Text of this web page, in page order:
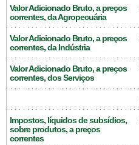
Valor Adicionado Bruto, a preços
correntes, da Agropecuária
Valor Adicionado Bruto, a preços
correntes, da Indústria
Valor Adicionado Bruto, a preços
correntes, dos Serviços
Impostos, líquidos de subsídios,
sobre produtos, a preços
correntes